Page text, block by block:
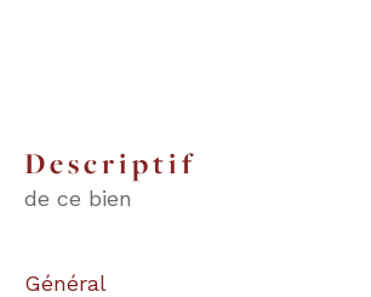
descriptif
de ce bien
Général